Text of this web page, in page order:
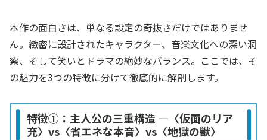
本作の面白さは、単なる設定の奇抜さだけではありませ
ん。緻密に設計されたキャラクター、音楽文化への深い洞
察、そして笑いとドラマの絶妙なバランス。ここでは、そ
の魅力を3つの特徴に分けて徹底的に解剖します。
特徴①：主人公の三重構造 ―〈仮面のリア
充〉vs〈省エネな本音〉vs〈地獄の獣〉